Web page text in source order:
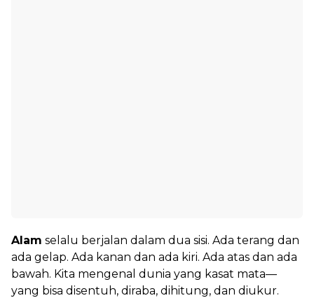
Alam selalu berjalan dalam dua sisi. Ada terang dan
ada gelap. Ada kanan dan ada kiri. Ada atas dan ada
bawah. Kita mengenal dunia yang kasat mata—
yang bisa disentuh, diraba, dihitung, dan diukur.